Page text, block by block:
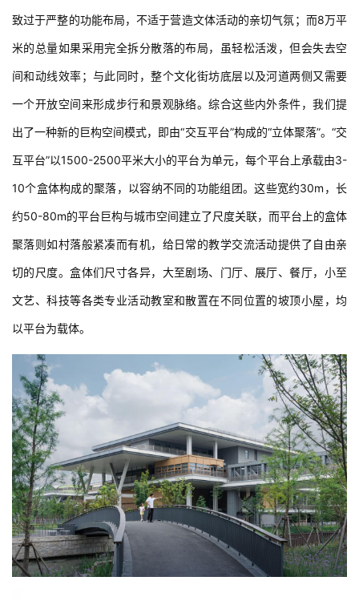
致过于严整的功能布局，不适于营造文体活动的亲切气氛；而8万平
米的总量如果采用完全拆分散落的布局，虽轻松活泼，但会失去空
间和动线效率；与此同时，整个文化街坊底层以及河道两侧又需要
一个开放空间来形成步行和景观脉络。综合这些内外条件，我们提
出了一种新的巨构空间模式，即由“交互平台”构成的“立体聚落”。“交
互平台”以1500-2500平米大小的平台为单元，每个平台上承载由3-
10个盒体构成的聚落，以容纳不同的功能组团。这些宽约30m，长
约50-80m的平台巨构与城市空间建立了尺度关联，而平台上的盒体
聚落则如村落般紧凑而有机，给日常的教学交流活动提供了自由亲
切的尺度。盒体们尺寸各异，大至剧场、门厅、展厅、餐厅，小至
文艺、科技等各类专业活动教室和散置在不同位置的坡顶小屋，均
以平台为载体。